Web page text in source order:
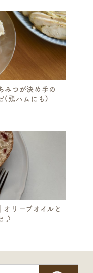
みつが決め手の
(鶏ハムにも)
リーブオイルと
♪